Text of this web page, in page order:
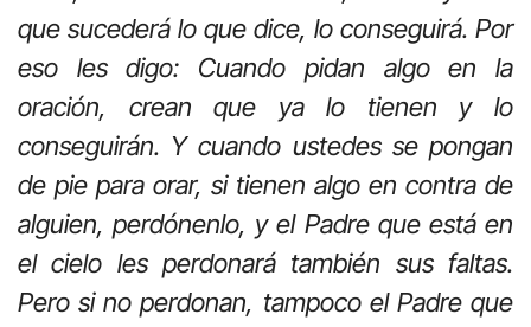
que sucederá lo que dice, lo conseguirá. Por
eso les digo: Cuando pidan algo en la
oración, crean que ya lo tienen y lo
conseguirán. Y cuando ustedes se pongan
de pie para orar, si tienen algo en contra de
alguien, perdónenlo, y el Padre que está en
el cielo les perdonará también sus faltas.
Pero si no perdonan, tampoco el Padre que